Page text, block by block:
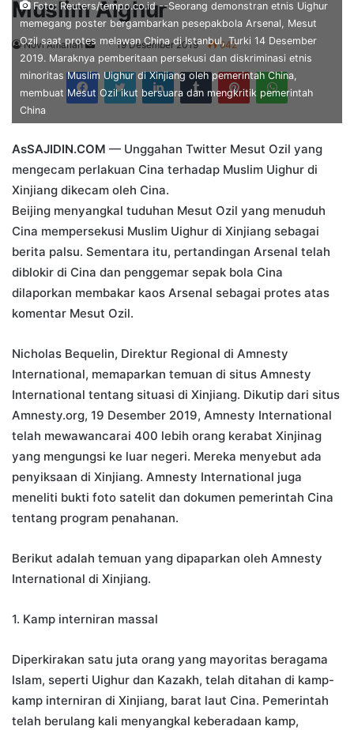
Muslim Aighur
Novi Amanah
Send
an
email
19 Desember 2019 642
FacebookTwitterLinkedInTumblrPinterestWhatsApp
Foto: Reuters/tempo.co.id --Seorang demonstran etnis Uighur
memegang poster bergambarkan pesepakbola Arsenal, Mesut
Ozil saat protes melawan China di Istanbul, Turki 14 Desember
2019. Maraknya pemberitaan persekusi dan diskriminasi etnis
minoritas Muslim Uighur di Xinjiang oleh pemerintah China,
membuat Mesut Ozil ikut bersuara dan mengkritik pemerintah
China
AsSAJIDIN.COM — Unggahan Twitter Mesut Ozil yang
mengecam perlakuan Cina terhadap Muslim Uighur di
Xinjiang dikecam oleh Cina.
Beijing menyangkal tuduhan Mesut Ozil yang menuduh
Cina mempersekusi Muslim Uighur di Xinjiang sebagai
berita palsu. Sementara itu, pertandingan Arsenal telah
diblokir di Cina dan penggemar sepak bola Cina
dilaporkan membakar kaos Arsenal sebagai protes atas
komentar Mesut Ozil.
Nicholas Bequelin, Direktur Regional di Amnesty
International, memaparkan temuan di situs Amnesty
International tentang situasi di Xinjiang. Dikutip dari situs
Amnesty.org, 19 Desember 2019, Amnesty International
telah mewawancarai 400 lebih orang kerabat Xinjinag
yang mengungsi ke luar negeri. Mereka menyebut ada
penyiksaan di Xinjiang. Amnesty International juga
meneliti bukti foto satelit dan dokumen pemerintah Cina
tentang program penahanan.
Berikut adalah temuan yang dipaparkan oleh Amnesty
International di Xinjiang.
1. Kamp interniran massal
Diperkirakan satu juta orang yang mayoritas beragama
Islam, seperti Uighur dan Kazakh, telah ditahan di kamp-
kamp interniran di Xinjiang, barat laut Cina. Pemerintah
telah berulang kali menyangkal keberadaan kamp,